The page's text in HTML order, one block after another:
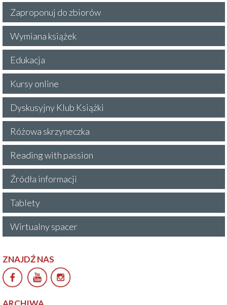
Zaproponuj do zbiorów
Wymiana książek
Edukacja
Kursy online
Dyskusyjny Klub Książki
Różowa skrzyneczka
Reading with passion
Źródła informacji
Tablety
Wirtualny spacer
ZNAJDŹ NAS